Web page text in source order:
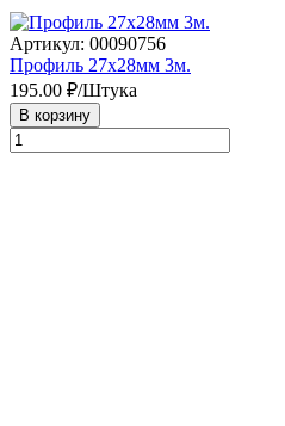
Артикул: 00090756
Профиль 27х28мм 3м.
195.00 ₽/Штука
В корзину